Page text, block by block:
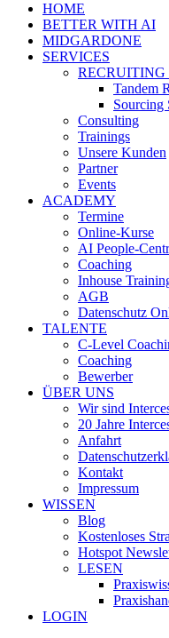
HOME
BETTER WITH AI
MIDGARDONE
SERVICES
RECRUITING
Tandem
Sourcing
Consulting
Trainings
Unsere Kunden
Partner
Events
ACADEMY
Termine
Online-Kurse
AI People-
Coaching
Inhouse
AGB
Datenschutz
TALENTE
C-Level
Coaching
Bewerber
ÜBER UNS
Wir sind
20 Jahre
Anfahrt
Kontakt
Impressum
WISSEN
Blog
Kostenloses
Hotspot
LESEN
LOGIN